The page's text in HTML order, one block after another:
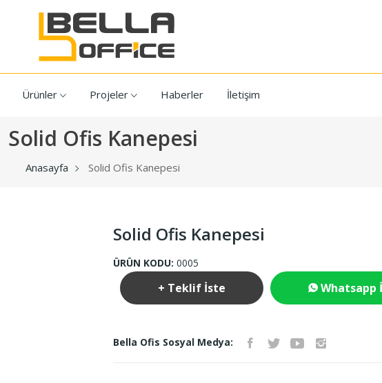
Ürünler Projeler Haberler İletişim
Solid Ofis Kanepesi
Anasayfa Solid Ofis Kanepesi
Solid Ofis Kanepesi
ÜRÜN KODU: 0005
+ Teklif İste Whatsapp
Bella Ofis Sosyal Medya: